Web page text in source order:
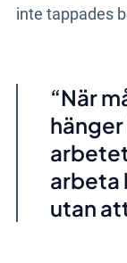
inte tappades
När
arbeta
utan